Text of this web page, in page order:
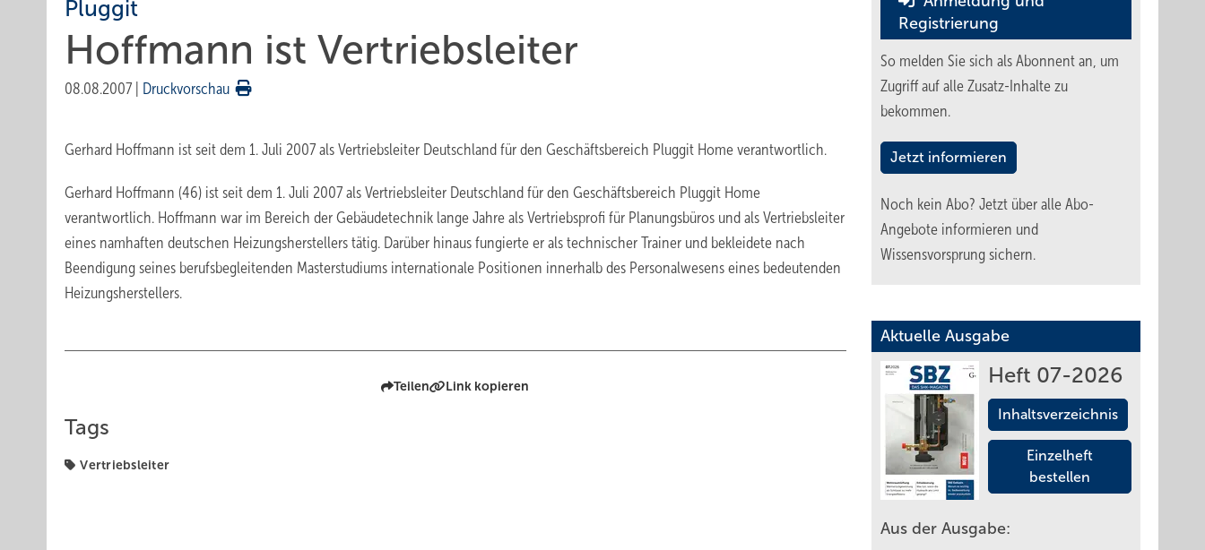
Pluggit
Hoffmann ist Vertriebsleiter
08.08.2007 Druckvorschau
Gerhard Hoffmann ist seit dem 1. Juli 2007 als Vertriebsleiter Deutschland für den Geschäftsbereich Pluggit Home verantwortlich.
Gerhard Hoffmann (46) ist seit dem 1. Juli 2007 als Vertriebsleiter Deutschland für den Geschäftsbereich Pluggit Home
verantwortlich. Hoffmann war im Bereich der Gebäudetechnik lange Jahre als Vertriebsprofi für Planungsbüros und als Vertriebsleiter
eines namhaften deutschen Heizungsherstellers tätig. Darüber hinaus fungierte er als technischer Trainer und bekleidete nach
Beendigung seines berufsbegleitenden Masterstudiums internationale Positionen innerhalb des Personalwesens eines bedeutenden
Heizungsherstellers.
Teilen Link kopieren
Tags
Vertriebsleiter
Registrierung
So melden Sie sich als Abonnent an, um
Zugriff auf alle Zusatz-Inhalte zu
bekommen.
Jetzt informieren
Noch kein Abo? Jetzt über alle Abo-
Angebote informieren und
Wissensvorsprung sichern.
Aktuelle Ausgabe
Heft 07-2026
Inhaltsverzeichnis
Einzelheft
bestellen
Aus der Ausgabe: